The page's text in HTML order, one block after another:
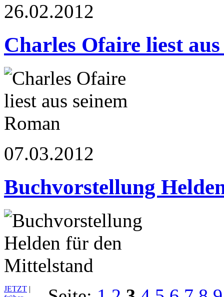
26.02.2012
Charles Ofaire liest
07.03.2012
Buchvorstellung
JETZT |